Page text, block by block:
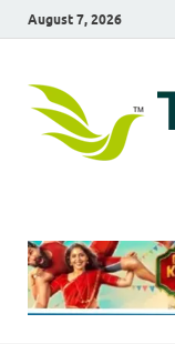
August 7, 2026